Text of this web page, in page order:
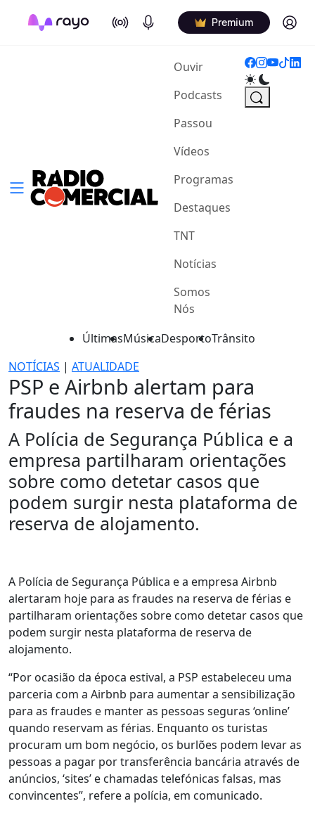
On Air Podcasts Premium Log in
Ouvir(current)
Podcasts
Passou
Vídeos
Programas
Destaques
TNT
Notícias
Somos
Nós
ÚltimasMúsicaDesportoTrânsito
NOTÍCIAS | ATUALIDADE
PSP e Airbnb alertam para
fraudes na reserva de férias
A Polícia de Segurança Pública e a
empresa partilharam orientações
sobre como detetar casos que
podem surgir nesta plataforma de
reserva de alojamento.
A Polícia de Segurança Pública e a empresa Airbnb
alertaram hoje para as fraudes na reserva de férias e
partilharam orientações sobre como detetar casos que
podem surgir nesta plataforma de reserva de
alojamento.
“Por ocasião da época estival, a PSP estabeleceu uma
parceria com a Airbnb para aumentar a sensibilização
para as fraudes e manter as pessoas seguras ‘online’
quando reservam as férias. Enquanto os turistas
procuram um bom negócio, os burlões podem levar as
pessoas a pagar por transferência bancária através de
anúncios, ‘sites’ e chamadas telefónicas falsas, mas
convincentes”, refere a polícia, em comunicado.